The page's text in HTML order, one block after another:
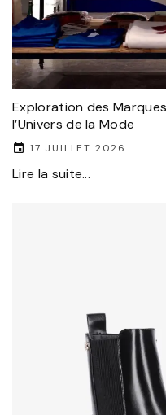
Exploration des
l’Univers de la Mode
17 JUILLET 2026
Lire la suite...